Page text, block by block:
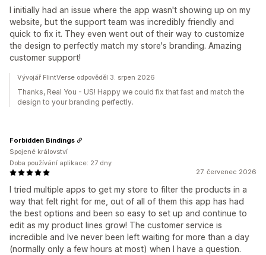
I initially had an issue where the app wasn't showing up on my
website, but the support team was incredibly friendly and
quick to fix it. They even went out of their way to customize
the design to perfectly match my store's branding. Amazing
customer support!
Vývojář FlintVerse odpověděl 3. srpen 2026
Thanks, Real You - US! Happy we could fix that fast and match the
design to your branding perfectly.
27. červenec 2026
I tried multiple apps to get my store to filter the products in a
way that felt right for me, out of all of them this app has had
the best options and been so easy to set up and continue to
edit as my product lines grow! The customer service is
incredible and Ive never been left waiting for more than a day
(normally only a few hours at most) when I have a question.
Forbidden Bindings
Spojené království
Doba používání aplikace: 27 dny